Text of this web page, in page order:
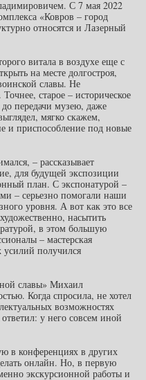
С 7 мая 2022
«Ковров – город
относятся и Лазерный
витала в воздухе еще с
на месте долгостроя,
славы. Не
старое – историческое
передачи музею, даже
мягко скажем,
и приспособление под новые
– рассказывает
для будущей экспозиции
план. С экспонатурой –
– серьезно помогали наши
уровня. А вот как это все
насытить
в этом большую
– мастерская
усилий получился
славы» Михаил
Когда спросила, не хотел
возможностях
у него совсем иной
в конференциях в других
онлайн. Но, в первую
экскурсионной работы и